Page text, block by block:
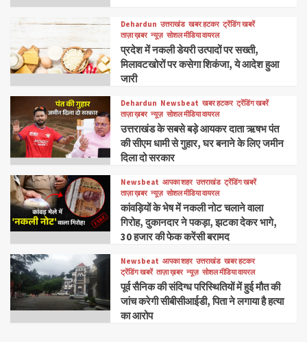
Dehardun उत्तराखंड खबर हटकर ट्रेंडिंग खबरें
ताज़ा ख़बर न्यूज़ सोशल मीडिया वायरल
प्रदेश में नकली डेयरी उत्पादों पर सख्ती,
मिलावटखोरों पर कसेगा शिकंजा, ये आदेश हुआ
जारी
Dehardun Newsbeat खबर हटकर ट्रेंडिंग खबरें
ताज़ा ख़बर न्यूज़ सोशल मीडिया वायरल
उत्तराखंड के सबसे बड़े आयकर दाता ऋषभ पंत
की सीएम धामी से गुहार, घर बनाने के लिए जमीन
दिला दो सरकार
Newsbeat आपका शहर उत्तराखंड ट्रेंडिंग खबरें
ताज़ा ख़बर न्यूज़ सोशल मीडिया वायरल
कांवड़ियों के भेष में नकली नोट चलाने वाला
गिरोह, दुकानदार ने पकड़ा, झटका देकर भागे,
30 हजार की फेक करेंसी बरामद
Newsbeat आपका शहर उत्तराखंड खबर हटकर
ट्रेंडिंग खबरें ताज़ा ख़बर न्यूज़ सोशल मीडिया वायरल
पूर्व सैनिक की संदिग्ध परिस्थितियों में हुई मौत की
जांच करेगी सीबीसीआईडी, पिता ने लगाया है हत्या
का आरोप